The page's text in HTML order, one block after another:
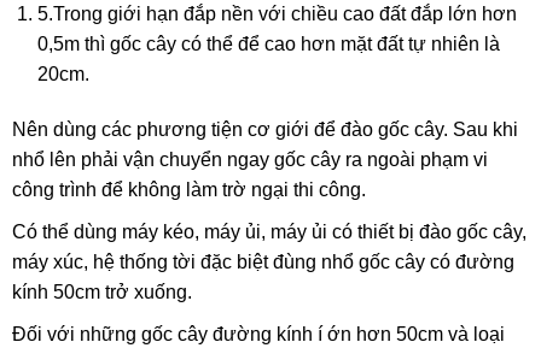
5.Trong giới hạn đắp nền với chiều cao đất đắp lớn hơn
0,5m thì gốc cây có thể để cao hơn mặt đất tự nhiên là
20cm.
Nên dùng các phương tiện cơ giới để đào gốc cây. Sau khi
nhổ lên phải vận chuyển ngay gốc cây ra ngoài phạm vi
công trình để không làm trờ ngại thi công.
Có thể dùng máy kéo, máy ủi, máy ủi có thiết bị đào gốc cây,
máy xúc, hệ thống tời đặc biệt đùng nhổ gốc cây có đường
kính 50cm trở xuống.
Đối với những gốc cây đường kính í ớn hơn 50cm và loại